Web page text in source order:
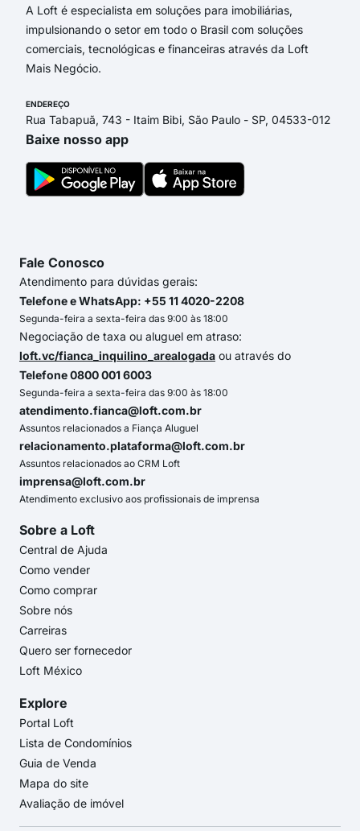
A Loft é especialista em soluções para imobiliárias,
impulsionando o setor em todo o Brasil com soluções
comerciais, tecnológicas e financeiras através da Loft
Mais Negócio.
ENDEREÇO
Rua Tabapuã, 743 - Itaim Bibi, São Paulo - SP, 04533-012
Baixe nosso app
Fale Conosco
Atendimento para dúvidas gerais:
Telefone e WhatsApp: +55 11 4020-2208
Segunda-feira a sexta-feira das 9:00 às 18:00
Negociação de taxa ou aluguel em atraso:
loft.vc/fianca_inquilino_arealogada ou através do
Telefone 0800 001 6003
Segunda-feira a sexta-feira das 9:00 às 18:00
atendimento.fianca@loft.com.br
Assuntos relacionados a Fiança Aluguel
relacionamento.plataforma@loft.com.br
Assuntos relacionados ao CRM Loft
imprensa@loft.com.br
Atendimento exclusivo aos profissionais de imprensa
Sobre a Loft
Central de Ajuda
Como vender
Como comprar
Sobre nós
Carreiras
Quero ser fornecedor
Loft México
Explore
Portal Loft
Lista de Condomínios
Guia de Venda
Mapa do site
Avaliação de imóvel